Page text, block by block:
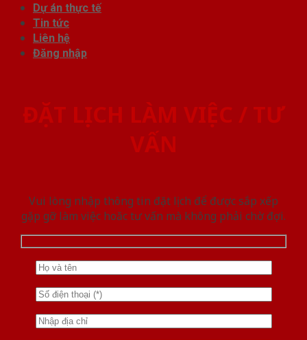
Dự án thực tế
Tin tức
Liên hệ
Đăng nhập
ĐẶT LỊCH LÀM VIỆC / TƯ
VẤN
Vui lòng nhập thông tin đặt lịch để được sắp xếp
gặp gỡ làm việc hoăc tư vấn mà không phải chờ đợi.